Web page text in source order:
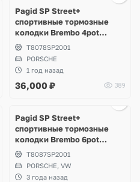
Pagid SP Street+
спортивные тормозные
колодки Brembo 4pot
Porsche 911 Carrera,
Panamera
T8078SP2001
PORSCHE
1 год назад
36,000 ₽ 389
Pagid SP Street+
спортивные тормозные
колодки Brembo 6pot
Porsche Cayenne 958
T8087SP2001
PORSCHE, VW
3 года назад